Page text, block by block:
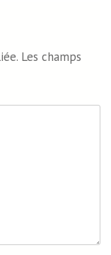
Les champs